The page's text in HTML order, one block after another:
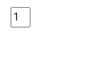
SWITCH TP LINK